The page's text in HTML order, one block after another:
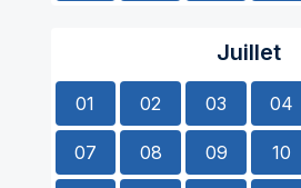
Juillet
01 02 03 04
07 08 09 10